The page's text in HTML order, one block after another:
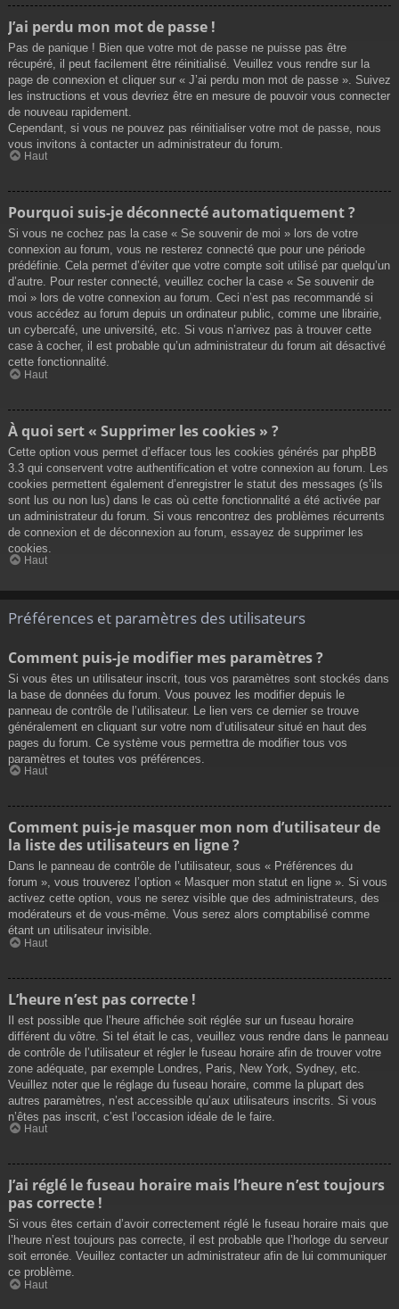
J’ai perdu mon mot de passe !
Pas de panique ! Bien que votre mot de passe ne puisse pas être
récupéré, il peut facilement être réinitialisé. Veuillez vous rendre sur la
page de connexion et cliquer sur « J’ai perdu mon mot de passe ». Suivez
les instructions et vous devriez être en mesure de pouvoir vous connecter
de nouveau rapidement.
Cependant, si vous ne pouvez pas réinitialiser votre mot de passe, nous
vous invitons à contacter un administrateur du forum.
Haut
Pourquoi suis-je déconnecté automatiquement ?
Si vous ne cochez pas la case « Se souvenir de moi » lors de votre
connexion au forum, vous ne resterez connecté que pour une période
prédéfinie. Cela permet d’éviter que votre compte soit utilisé par quelqu’un
d’autre. Pour rester connecté, veuillez cocher la case « Se souvenir de
moi » lors de votre connexion au forum. Ceci n’est pas recommandé si
vous accédez au forum depuis un ordinateur public, comme une librairie,
un cybercafé, une université, etc. Si vous n’arrivez pas à trouver cette
case à cocher, il est probable qu’un administrateur du forum ait désactivé
cette fonctionnalité.
Haut
À quoi sert « Supprimer les cookies » ?
Cette option vous permet d’effacer tous les cookies générés par phpBB
3.3 qui conservent votre authentification et votre connexion au forum. Les
cookies permettent également d’enregistrer le statut des messages (s’ils
sont lus ou non lus) dans le cas où cette fonctionnalité a été activée par
un administrateur du forum. Si vous rencontrez des problèmes récurrents
de connexion et de déconnexion au forum, essayez de supprimer les
cookies.
Haut
Préférences et paramètres des utilisateurs
Comment puis-je modifier mes paramètres ?
Si vous êtes un utilisateur inscrit, tous vos paramètres sont stockés dans
la base de données du forum. Vous pouvez les modifier depuis le
panneau de contrôle de l’utilisateur. Le lien vers ce dernier se trouve
généralement en cliquant sur votre nom d’utilisateur situé en haut des
pages du forum. Ce système vous permettra de modifier tous vos
paramètres et toutes vos préférences.
Haut
Comment puis-je masquer mon nom d’utilisateur de
la liste des utilisateurs en ligne ?
Dans le panneau de contrôle de l’utilisateur, sous « Préférences du
forum », vous trouverez l’option « Masquer mon statut en ligne ». Si vous
activez cette option, vous ne serez visible que des administrateurs, des
modérateurs et de vous-même. Vous serez alors comptabilisé comme
étant un utilisateur invisible.
Haut
L’heure n’est pas correcte !
Il est possible que l’heure affichée soit réglée sur un fuseau horaire
différent du vôtre. Si tel était le cas, veuillez vous rendre dans le panneau
de contrôle de l’utilisateur et régler le fuseau horaire afin de trouver votre
zone adéquate, par exemple Londres, Paris, New York, Sydney, etc.
Veuillez noter que le réglage du fuseau horaire, comme la plupart des
autres paramètres, n’est accessible qu’aux utilisateurs inscrits. Si vous
n’êtes pas inscrit, c’est l’occasion idéale de le faire.
Haut
J’ai réglé le fuseau horaire mais l’heure n’est toujours
pas correcte !
Si vous êtes certain d’avoir correctement réglé le fuseau horaire mais que
l’heure n’est toujours pas correcte, il est probable que l’horloge du serveur
soit erronée. Veuillez contacter un administrateur afin de lui communiquer
ce problème.
Haut